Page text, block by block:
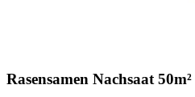
Rasensamen Nachsaat